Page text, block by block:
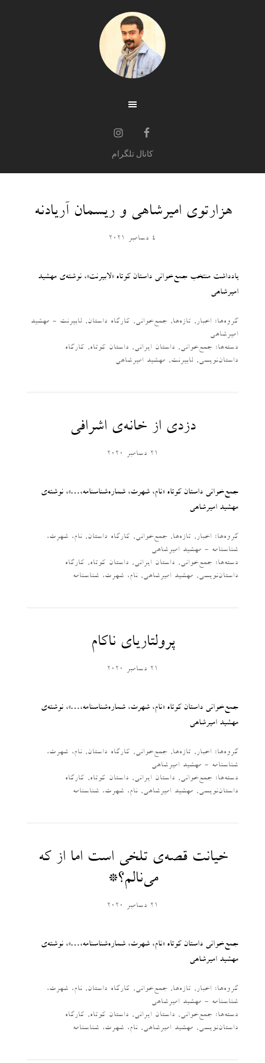
کانال تلگرام
هزارتوی امیرشاهی و ریسمان آریادنه
4 دسامبر 2021
یادداشت منتخب جمع‌خوانی داستان کوتاه «لابیرنت»، نوشته‌ی مهشید
امیرشاهی
گروه‌ها: اخبار, تازه‌ها, جمع‌خوانی, کارگاه داستان, لابیرنت - مهشید
امیرشاهی
دسته‌‌ها: جمع‌خوانی, داستان ایرانی, داستان کوتاه, کارگاه
داستان‌نویسی, لابیرنت, مهشید امیرشاهی
دزدی از خانه‌ی اشرافی
21 دسامبر 2020
جمع‌خوانی داستان کوتاه «نام، شهرت، شماره‌شناسنامه،…»، نوشته‌ی
مهشید امیر‌شاهی
گروه‌ها: اخبار, تازه‌ها, جمع‌خوانی, کارگاه داستان, نام، شهرت،
شناسنامه - مهشید امیرشاهی
دسته‌‌ها: جمع‌خوانی, داستان ایرانی, داستان کوتاه, کارگاه
داستان‌نویسی, مهشید امیرشاهی, نام، شهرت، شناسنامه
پرولتاریای ناکام
21 دسامبر 2020
جمع‌خوانی داستان کوتاه «نام، شهرت، شماره‌شناسنامه،…»، نوشته‌ی
مهشید امیر‌شاهی
گروه‌ها: اخبار, تازه‌ها, جمع‌خوانی, کارگاه داستان, نام، شهرت،
شناسنامه - مهشید امیرشاهی
دسته‌‌ها: جمع‌خوانی, داستان ایرانی, داستان کوتاه, کارگاه
داستان‌نویسی, مهشید امیرشاهی, نام، شهرت، شناسنامه
خیانت قصه‌ی تلخی است اما از که
می‌نالم؟*
21 دسامبر 2020
جمع‌خوانی داستان کوتاه «نام، شهرت، شماره‌شناسنامه،…»، نوشته‌ی
مهشید امیر‌شاهی
گروه‌ها: اخبار, تازه‌ها, جمع‌خوانی, کارگاه داستان, نام، شهرت،
شناسنامه - مهشید امیرشاهی
دسته‌‌ها: جمع‌خوانی, داستان ایرانی, داستان کوتاه, کارگاه
داستان‌نویسی, مهشید امیرشاهی, نام، شهرت، شناسنامه